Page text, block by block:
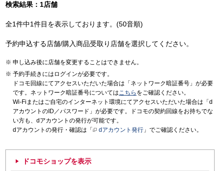
検索結果：1店舗
全1件中1件目を表示しております。(50音順)
予約申込する店舗/購入商品受取り店舗を選択してください。
申し込み後に店舗を変更することはできません。
予約手続きにはログインが必要です。
ドコモ回線にてアクセスいただいた場合は「ネットワーク暗証番号」が必要
です。ネットワーク暗証番号についてはこちら をご確認ください。
Wi-Fiまたはご自宅のインターネット環境にてアクセスいただいた場合は「d
アカウントのID／パスワード」が必要です。ドコモの契約回線をお持ちでな
い方も、dアカウントの発行が可能です。
dアカウントの発行・確認は「
dアカウント発行 」でご確認ください。
ドコモショップを表示